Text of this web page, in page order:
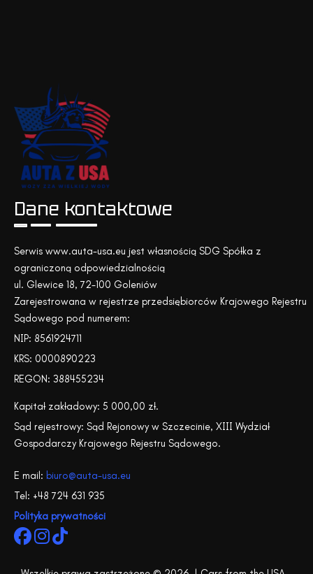
Dane kontaktowe
Serwis www.auta-usa.eu jest własnością SDG Spółka z
ograniczoną odpowiedzialnością
ul. Glewice 18, 72-100 Goleniów
Zarejestrowana w rejestrze przedsiębiorców Krajowego Rejestru
Sądowego pod numerem:
NIP: 8561924711
KRS: 0000890223
REGON: 388455234
Kapitał zakładowy: 5 000,00 zł.
Sąd rejestrowy: Sąd Rejonowy w Szczecinie, XIII Wydział
Gospodarczy Krajowego Rejestru Sądowego.
E mail: biuro@auta-usa.eu
Tel: +48 724 631 935
Polityka prywatności